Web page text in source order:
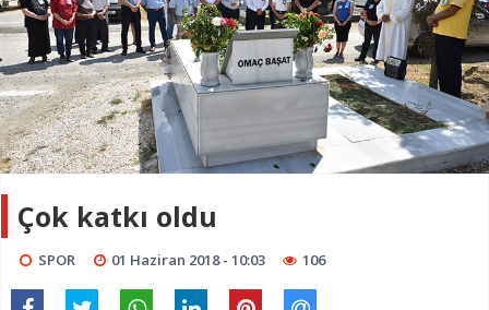
Çok katkı oldu
SPOR 01 Haziran 2018 - 10:03 106